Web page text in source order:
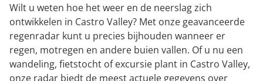
Wilt u weten hoe het weer en de neerslag zich
ontwikkelen in Castro Valley? Met onze geavanceerde
regenradar kunt u precies bijhouden wanneer er
regen, motregen en andere buien vallen. Of u nu een
wandeling, fietstocht of excursie plant in Castro Valley,
onze radar biedt de meest actuele gegevens over